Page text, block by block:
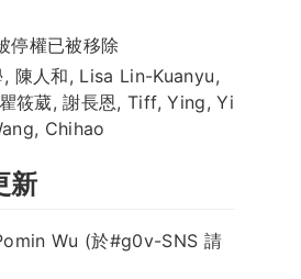
停權已被移除
, 陳人和, Lisa Lin-Kuanyu,
筱葳, 謝長恩, Tiff, Ying, Yi
Chihao
新
Wu (於#g0v-SNS 請